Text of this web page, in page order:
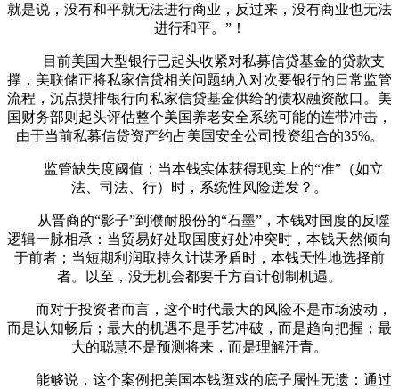
就是说，没有和平就无法进行商业，反过来，没有商业也无法
进行和平。”！
目前美国大型银行已起头收紧对私募信贷基金的贷款支
撑，美联储正将私家信贷相关问题纳入对次要银行的日常监管
流程，沉点摸排银行向私家信贷基金供给的债权融资敞口。美
国财务部则起头评估整个美国养老安全系统可能的连带冲击，
由于当前私募信贷资产约占美国安全公司投资组合的35%。
监管缺失度阈值：当本钱实体获得现实上的“准”（如立
法、司法、行）时，系统性风险迸发？。
从晋商的“影子”到濮耐股份的“石墨”，本钱对国度的反噬
逻辑一脉相承：当贸易好处取国度好处冲突时，本钱天然倾向
于前者；当短期利润取持久计谋矛盾时，本钱天性地选择前
者。以至，没无机会都要千方百计创制机遇。
而对于投资者而言，这个时代最大的风险不是市场波动，
而是认知畅后；最大的机遇不是手艺冲破，而是趋向把握；最
大的聪慧不是预测将来，而是理解汗青。
能够说，这个案例把美国本钱逛戏的底子属性无遗：通过